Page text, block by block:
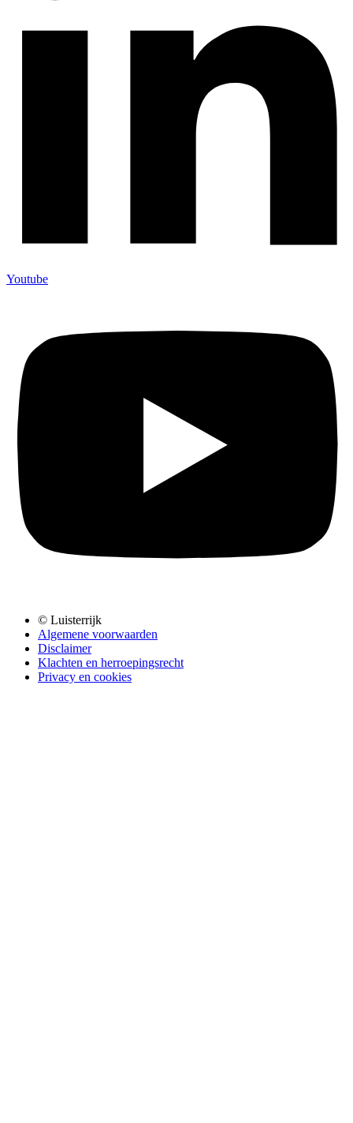
Youtube
© Luisterrijk
Algemene voorwaarden
Disclaimer
Klachten en herroepingsrecht
Privacy en cookies